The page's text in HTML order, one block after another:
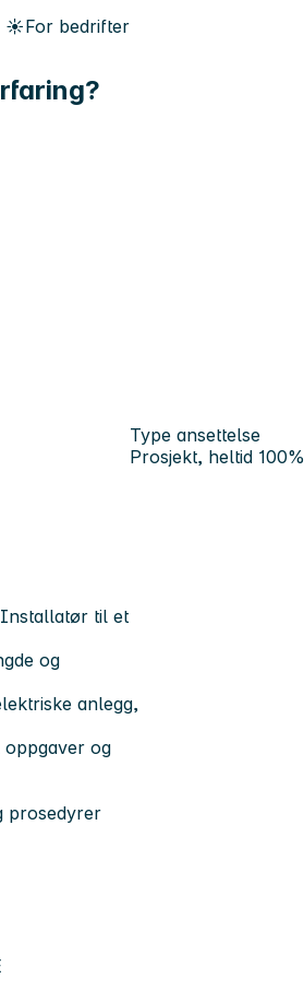
☀️For bedrifter
Type ansettelse
Prosjekt, heltid 100%
til et
og
anlegg,
og
prosedyrer